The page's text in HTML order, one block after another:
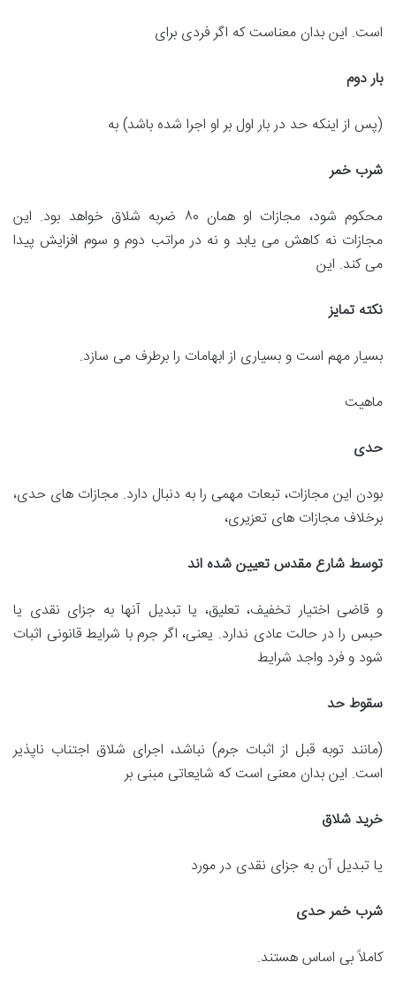
است. این بدان معناست که اگر فردی برای
بار دوم
(پس از اینکه حد در بار اول بر او اجرا شده باشد) به
شرب خمر
محکوم شود، مجازات او همان ۸۰ ضربه شلاق خواهد بود. این
مجازات نه کاهش می یابد و نه در مراتب دوم و سوم افزایش پیدا
می کند. این
نکته تمایز
بسیار مهم است و بسیاری از ابهامات را برطرف می سازد.
ماهیت
حدی
بودن این مجازات، تبعات مهمی را به دنبال دارد. مجازات های حدی،
برخلاف مجازات های تعزیری،
توسط شارع مقدس تعیین شده اند
و قاضی اختیار تخفیف، تعلیق، یا تبدیل آنها به جزای نقدی یا
حبس را در حالت عادی ندارد. یعنی، اگر جرم با شرایط قانونی اثبات
شود و فرد واجد شرایط
سقوط حد
(مانند توبه قبل از اثبات جرم) نباشد، اجرای شلاق اجتناب ناپذیر
است. این بدان معنی است که شایعاتی مبنی بر
خرید شلاق
یا تبدیل آن به جزای نقدی در مورد
شرب خمر حدی
کاملاً بی اساس هستند.